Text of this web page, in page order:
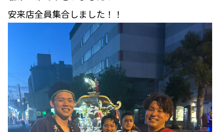
安来店全員集合しました！！